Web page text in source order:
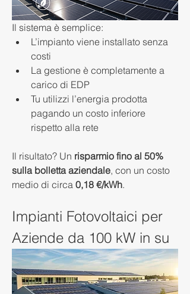
Il sistema è semplice:
L’impianto viene installato senza
costi
La gestione è completamente a
carico di EDP
Tu utilizzi l’energia prodotta
pagando un costo inferiore
rispetto alla rete
Il risultato? Un risparmio fino al 50%
sulla bolletta aziendale, con un costo
medio di circa 0,18 €/kWh.
Impianti Fotovoltaici per
Aziende da 100 kW in su